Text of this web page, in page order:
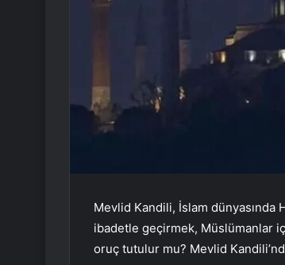
Mevlid Kandili, İslam dünyasında
ibadetle geçirmek, Müslümanlar
oruç tutulur mu? Mevlid